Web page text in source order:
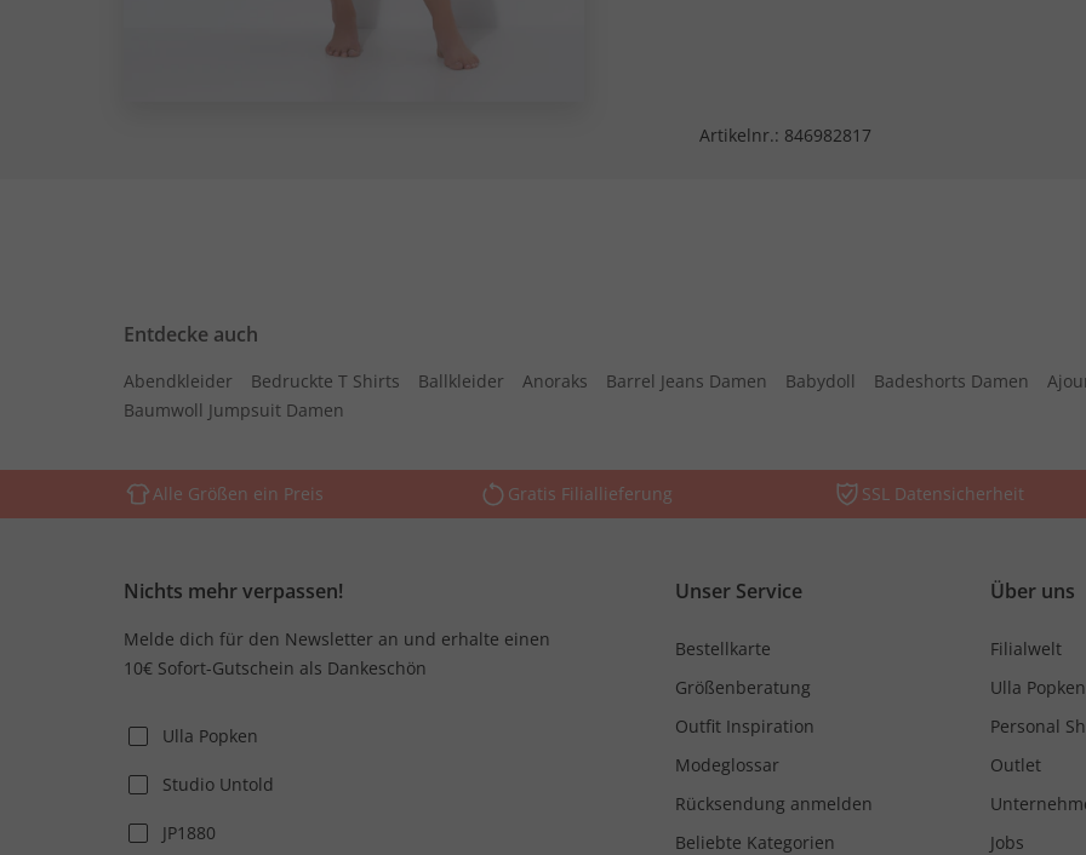
Artikelnr.: 846982817
Entdecke auch
Abendkleider Bedruckte T Shirts Ballkleider Anoraks Barrel Jeans Damen Babydoll Badeshorts Damen
Baumwoll Jumpsuit Damen
Alle Größen ein Preis Gratis Filiallieferung SSL Datensicherheit
Nichts mehr verpassen!
Melde dich für den Newsletter an und erhalte einen
10€ Sofort-Gutschein als Dankeschön
Ulla Popken
Studio Untold
JP1880
Unser Service
Bestellkarte
Größenberatung
Outfit Inspiration
Modeglossar
Rücksendung anmelden
Beliebte Kategorien
Über uns
Filialwelt
Ulla
Personal
Outlet
Jobs